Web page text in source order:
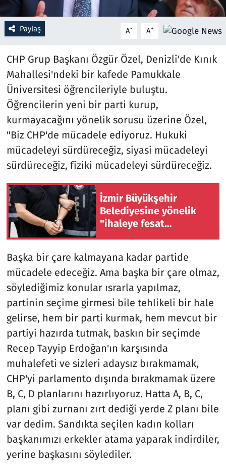
Paylaş A- A+
CHP Grup Başkanı Özgür Özel, Denizli'de Kınık
Mahallesi'ndeki bir kafede Pamukkale
Üniversitesi öğrencileriyle buluştu.
Öğrencilerin yeni bir parti kurup,
kurmayacağını yönelik sorusu üzerine Özel,
"Biz CHP'de mücadele ediyoruz. Hukuki
mücadeleyi sürdüreceğiz, siyasi mücadeleyi
sürdüreceğiz, fiziki mücadeleyi sürdüreceğiz.
İzmir Büyükşehir
Belediyesine yönelik
"ihaleye fesat
şüpheli tutuklandı
Başka bir çare kalmayana kadar partide
mücadele edeceğiz. Ama başka bir çare olmaz,
söylediğimiz konular ısrarla yapılmaz,
partinin seçime girmesi bile tehlikeli bir hale
gelirse, hem bir parti kurmak, hem mevcut bir
partiyi hazırda tutmak, baskın bir seçimde
Recep Tayyip Erdoğan'ın karşısında
muhalefeti ve sizleri adaysız bırakmamak,
CHP'yi parlamento dışında bırakmamak üzere
B, C, D planlarını hazırlıyoruz. Hatta A, B, C,
planı gibi zurnanı zırt dediği yerde Z planı bile
var dedim. Sandıkta seçilen kadın kolları
başkanımızı erkekler atama yaparak indirdiler,
yerine başkasını söylediler.
Spor
Teknoloji ve Bilim
Televizyon